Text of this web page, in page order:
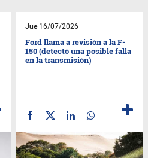
Jue16/07/2026
Ford llama a revisión a la F-
150 (detectó una posible falla
en la transmisión)